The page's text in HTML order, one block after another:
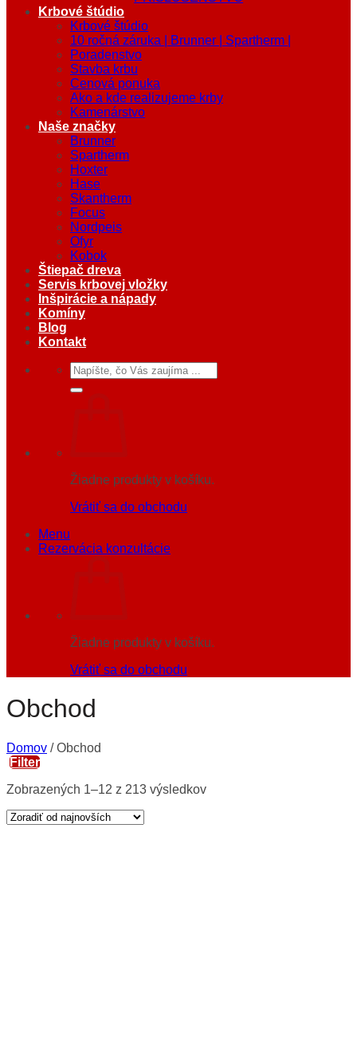
Krbové štúdio
Krbové štúdio
10 ročná záruka | Brunner | Spartherm |
Poradenstvo
Stavba krbu
Cenová ponuka
Ako a kde realizujeme krby
Kamenárstvo
Naše značky
Brunner
Spartherm
Hoxter
Hase
Skantherm
Focus
Nordpeis
Ofyr
Kobok
Štiepač dreva
Servis krbovej vložky
Inšpirácie a nápady
Komíny
Blog
Kontakt
Hľadať:
Žiadne produkty v košíku.
Vrátiť sa do obchodu
Menu
Rezervácia konzultácie
Žiadne produkty v košíku.
Vrátiť sa do obchodu
Obchod
Domov /Obchod
Filter
Zobrazených 1–12 z 213 výsledkov